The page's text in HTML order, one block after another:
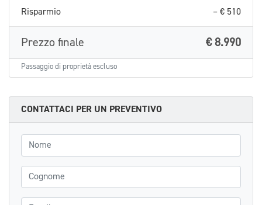
Risparmio – € 510
Prezzo finale € 8.990
Passaggio di proprietà escluso
CONTATTACI PER UN PREVENTIVO
Nome
Cognome